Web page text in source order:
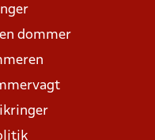
dommer